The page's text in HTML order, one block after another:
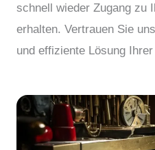
schnell wieder Zugang zu
erhalten. Vertrauen Sie
und effiziente Lösung